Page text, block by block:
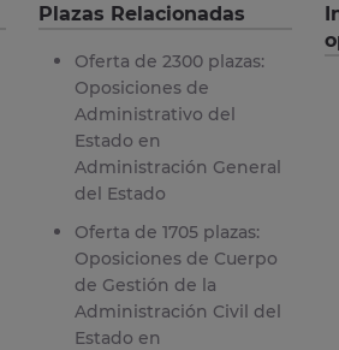
Plazas Relacionadas
Oferta de 2300 plazas:
Oposiciones de
Administrativo del
Estado en
Administración General
del Estado
Oferta de 1705 plazas:
Oposiciones de Cuerpo
de Gestión de la
Administración Civil del
Estado en